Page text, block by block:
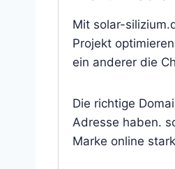
Mit solar-
Projekt
ein anderer die
Die richtige
Adresse haben.
Marke online